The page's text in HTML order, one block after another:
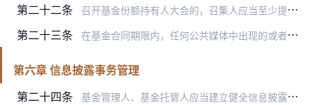
第二十二条 召开基金份额持有人大会的，召集人应当至少提前三十日在指定报刊和指定网站上公告基金份额持有人大会的召开时间、会议形式、审议事项、议事程序和表决方式等事项。
第二十三条 在基金合同期限内，任何公共媒体中出现的或者在市场上流传的消息可能对基金份额价格产生误导性影响或者引起较大波动，以及可能损害基金份额持有人权益的，相关信息披露义务…
第六章 信息披露事务管理
第二十四条
基金管理人、基金托管人应当建立健全信息披露管理制度，指定专门部门及高级管理人员负责管理信息披露事务。